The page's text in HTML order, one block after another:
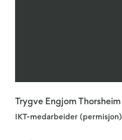
Trygve Engjom Thorsheim
IKT-medarbeider (permisjon)